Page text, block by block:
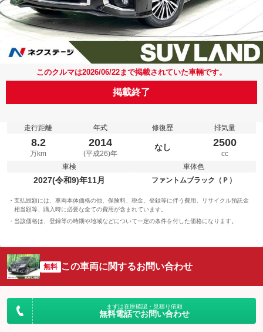
このクルマは2026/06/22まで掲載されていた車輛です。
掲載終了
走行距離
8.2
万km
年式
2014
(平成26)年
修復歴
なし
排気量
2500
cc
車検
2027(令和9)年11月
車体色
ファントムブラック（Ｐ）
支払総額には、車両本体価格の他、保険料、税金、登録等に伴う費用、リサイクル預託金
相当額等、購入時に必要な全ての費用が含まれています。
当該価格は、登録等の時期や地域などについて一定の条件を付した価格になります。
無料 この車両に関するお問い合わせ
まずは在庫確認・見積り依頼
無料電話でお問い合わせ